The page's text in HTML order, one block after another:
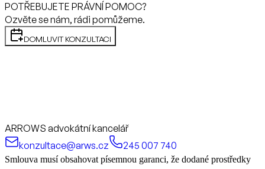
POTŘEBUJETE PRÁVNÍ POMOC?
Ozvěte se nám, rádi pomůžeme.
DOMLUVIT KONZULTACI
ARROWS advokátní kancelář
konzultace@arws.cz
245 007 740
Smlouva musí obsahovat písemnou garanci, že dodané prostředky